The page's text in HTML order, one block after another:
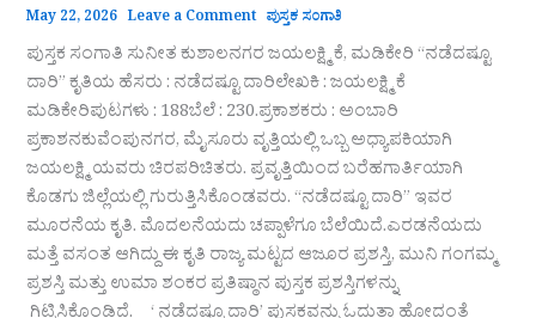
May 22, 2026 Leave a Comment ಪುಸ್ತಕ ಸಂಗಾತಿ
ಪುಸ್ತಕ ಸಂಗಾತಿ ಸುನೀತ ಕುಶಾಲನಗರ ಜಯಲಕ್ಷ್ಮಿ ಕೆ, ಮಡಿಕೇರಿ “ನಡೆದಷ್ಟೂ
ದಾರಿ” ಕೃತಿಯ ಹೆಸರು : ನಡೆದಷ್ಟೂ ದಾರಿಲೇಖಕಿ : ಜಯಲಕ್ಷ್ಮಿ ಕೆ
ಮಡಿಕೇರಿಪುಟಗಳು : 188ಬೆಲೆ : 230.ಪ್ರಕಾಶಕರು : ಅಂಬಾರಿ
ಪ್ರಕಾಶನಕುವೆಂಪುನಗರ, ಮೈಸೂರು ವೃತ್ತಿಯಲ್ಲಿ ಒಬ್ಬ ಅಧ್ಯಾಪಕಿಯಾಗಿ
ಜಯಲಕ್ಷ್ಮಿ ಯವರು ಚಿರಪರಿಚಿತರು. ಪ್ರವೃತ್ತಿಯಿಂದ ಬರೆಹಗಾರ್ತಿಯಾಗಿ
ಕೊಡಗು ಜಿಲ್ಲೆಯಲ್ಲಿ ಗುರುತ್ತಿಸಿಕೊಂಡವರು. “ನಡೆದಷ್ಟೂ ದಾರಿ” ಇವರ
ಮೂರನೆಯ ಕೃತಿ. ಮೊದಲನೆಯದು ಚಪ್ಪಾಳೆಗೂ ಬೆಲೆಯಿದೆ.ಎರಡನೆಯದು
ಮತ್ತೆ ವಸಂತ ಆಗಿದ್ದು ಈ ಕೃತಿ ರಾಜ್ಯ ಮಟ್ಟದ ಆಜೂರ ಪ್ರಶಸ್ತಿ, ಮುನಿ ಗಂಗಮ್ಮ
ಪ್ರಶಸ್ತಿ ಮತ್ತು ಉಮಾ ಶಂಕರ ಪ್ರತಿಷ್ಠಾನ ಪುಸ್ತಕ ಪ್ರಶಸ್ತಿಗಳನ್ನು